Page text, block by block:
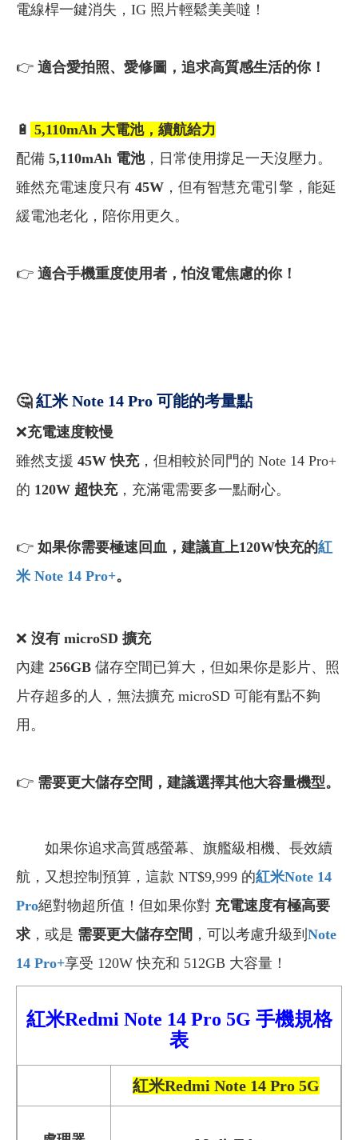
電線桿一鍵消失，IG 照片輕鬆美美噠！
👉 適合愛拍照、愛修圖，追求高質感生活的你！
🔋 5,110mAh 大電池，續航給力
配備 5,110mAh 電池，日常使用撐足一天沒壓力。
雖然充電速度只有 45W ，但有智慧充電引擎，能延
緩電池老化，陪你用更久。
👉 適合手機重度使用者，怕沒電焦慮的你！
🤔 紅米 Note 14 Pro 可能的考量點
❌充電速度較慢
雖然支援 45W 快充，但相較於同門的 Note 14 Pro+
的 120W 超快充，充滿電需要多一點耐心。
👉 如果你需要極速回血，建議直上120W快充的紅
米 Note 14 Pro+。
❌ 沒有 microSD 擴充
內建 256GB 儲存空間已算大，但如果你是影片、照
片存超多的人，無法擴充 microSD 可能有點不夠
用。
👉 需要更大儲存空間，建議選擇其他大容量機型。
如果你追求高質感螢幕、旗艦級相機、長效續
航，又想控制預算，這款 NT$9,999 的紅米Note 14
Pro絕對物超所值！但如果你對 充電速度有極高要
求 ，或是 需要更大儲存空間 ，可以考慮升級到 Note
14 Pro+享受 120W 快充和 512GB 大容量！
紅米Redmi Note 14 Pro 5G 手機規格
表
紅米Redmi Note 14 Pro 5G